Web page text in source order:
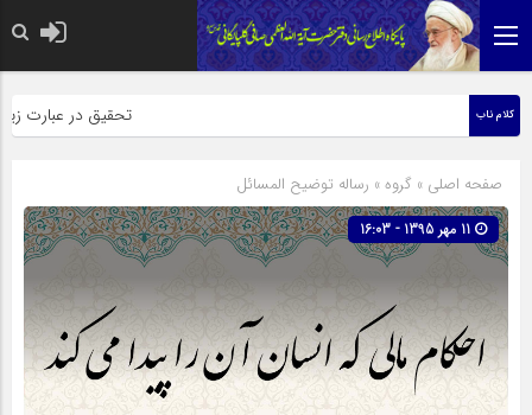
کلام ناب تحقیق در عبارت زیارت
صفحه اصلی » گروه » رساله توضیح المسائل